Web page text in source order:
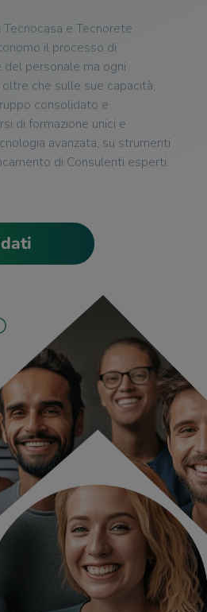
e Tecnorete
il processo di
personale ma ogni
che sulle sue capacità,
consolidato e
di formazione unici e
avanzata, su strumenti
di Consulenti esperti.